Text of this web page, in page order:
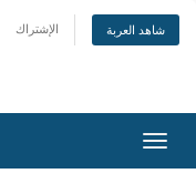
الإشتراك شاهد العربة
تبديل
التنقل